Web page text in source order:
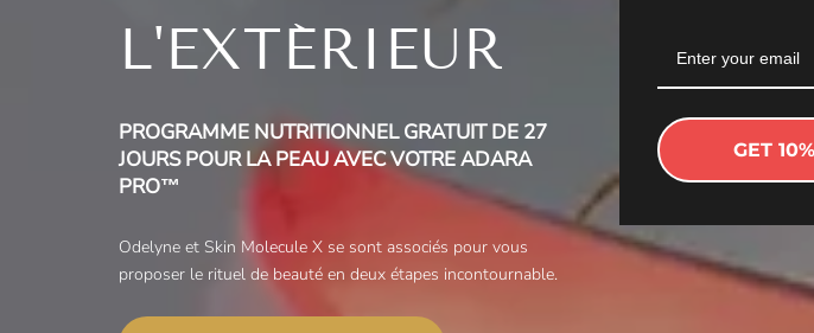
L'EXTÉRIEUR
PROGRAMME NUTRITIONNEL GRATUIT DE 27
JOURS POUR LA PEAU AVEC VOTRE ADARA
PRO™
Odelyne et Skin Molecule X se sont associés pour vous
proposer le rituel de beauté en deux étapes incontournable.
GET